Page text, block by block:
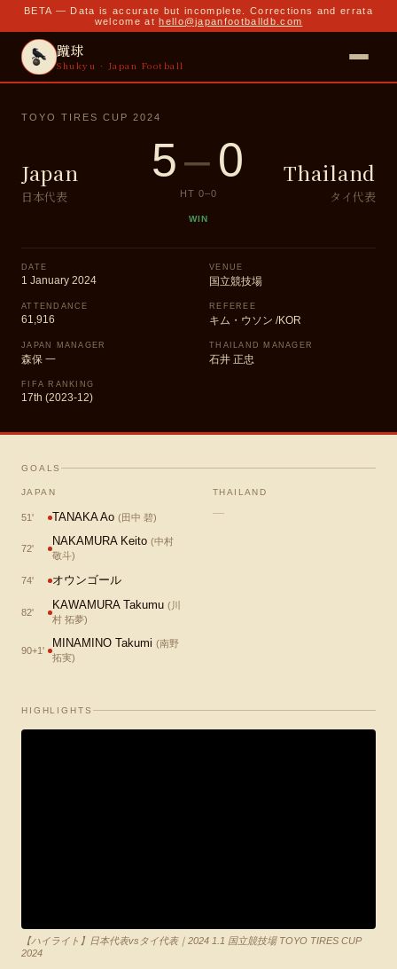
BETA — Data is accurate but incomplete. Corrections and errata
welcome at hello@japanfootballdb.com
蹴球
Shukyu · Japan Football
TOYO TIRES CUP 2024
Japan
日本代表
5–0
HT 0–0
WIN
Thailand
タイ代表
DATE
1 January 2024
VENUE
国立競技場
ATTENDANCE
61,916
REFEREE
キム・ウソン /KOR
JAPAN MANAGER
森保 一
THAILAND MANAGER
石井 正忠
FIFA RANKING
17th (2023-12)
GOALS
JAPAN
51' TANAKA Ao (田中 碧)
72'
NAKAMURA Keito (中村
敬斗)
74' オウンゴール
82'
KAWAMURA Takumu ( 川
村 拓夢)
90+1'
MINAMINO Takumi (南野
拓実)
THAILAND
—
HIGHLIGHTS
【ハイライト】日本代表vsタイ代表｜2024 1.1 国立競技場 TOYO TIRES CUP
2024